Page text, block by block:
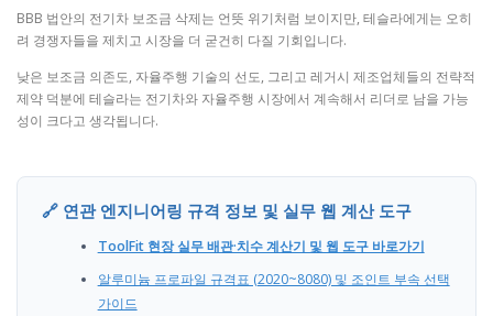
BBB 법안의 전기차 보조금 삭제는 언뜻 위기처럼 보이지만, 테슬라에게는 오히
려 경쟁자들을 제치고 시장을 더 굳건히 다질 기회입니다.
낮은 보조금 의존도, 자율주행 기술의 선도, 그리고 레거시 제조업체들의 전략적
제약 덕분에 테슬라는 전기차와 자율주행 시장에서 계속해서 리더로 남을 가능
성이 크다고 생각됩니다.
🔗 연관 엔지니어링 규격 정보 및 실무 웹 계산 도구
ToolFit 현장 실무 배관·치수 계산기 및 웹 도구 바로가기
알루미늄 프로파일 규격표 (2020~8080) 및 조인트 부속 선택
가이드